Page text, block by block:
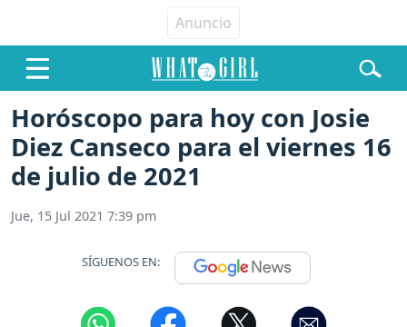
Horóscopo para hoy con Josie
Diez Canseco para el viernes 16
de julio de 2021
Jue, 15 Jul 2021 7:39 pm
SÍGUENOS EN: